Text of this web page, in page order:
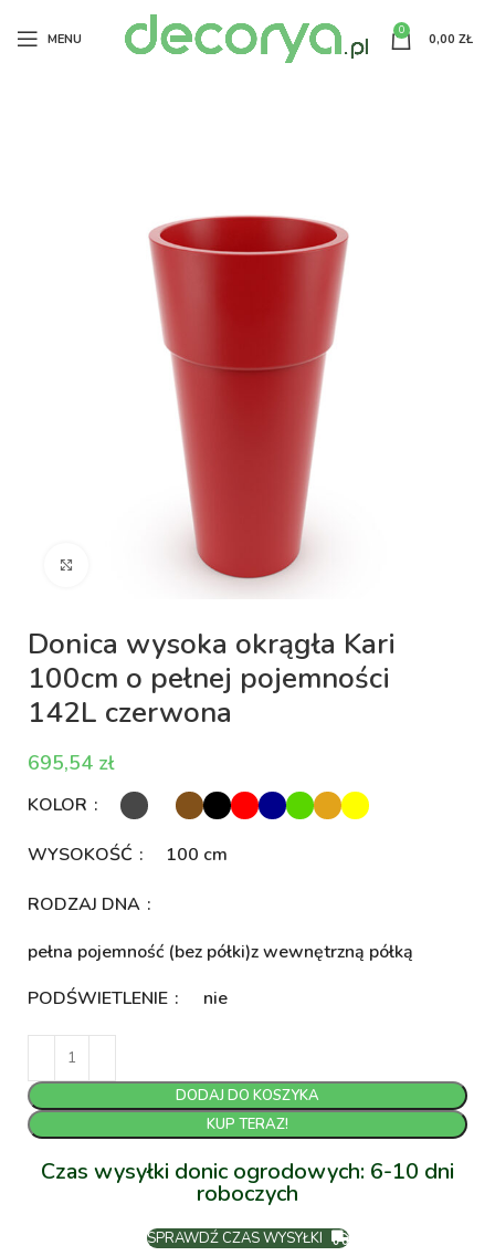
MENU
0
0,00 ZŁ
Kliknij aby powiększyć
Donica wysoka okrągła Kari
100cm o pełnej pojemności
142L czerwona
zł
KOLOR
WYSOKOŚĆ 100 cm
RODZAJ DNA
pełna pojemność (bez półki)z wewnętrzną półką
PODŚWIETLENIE
nie
DODAJ DO KOSZYKA
KUP TERAZ!
Czas wysyłki donic ogrodowych: 6-10 dni
roboczych
SPRAWDŹ CZAS WYSYŁKI